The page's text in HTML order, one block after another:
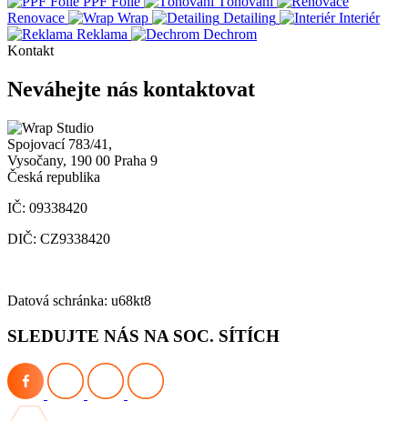
Renovace
Wrap Detailing
Interiér
Reklama
Dechrom
Kontakt
Neváhejte nás kontaktovat
Spojovací 783/41,
Vysočany, 190 00 Praha 9
Česká republika
IČ: 09338420
DIČ: CZ9338420
Datová schránka: u68kt8
SLEDUJTE NÁS NA SOC. SÍTÍCH